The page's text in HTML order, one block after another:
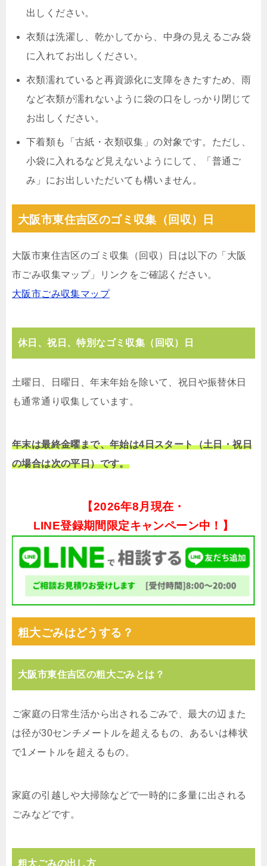
出しください。
衣類は洗濯し、乾かしてから、中身の見えるごみ袋
に入れてお出しください。
衣類濡れていると再資源化に支障をきたすため、雨
など衣類が濡れないように袋の口をしっかり閉じて
お出しください。
下着類も「古紙・衣類収集」の対象です。ただし、
小袋に入れるなど見えないようにして、「普通ご
み」にお出しいただいても構いません。
大阪市東住吉区のゴミ収集（回収）日
大阪市東住吉区のゴミ収集（回収）日は以下の「大阪
市ごみ収集マップ」リンクをご確認ください。
大阪市ごみ収集マップ
休日、祝日、特別なゴミ収集（回収）日
土曜日、日曜日、年末年始を除いて、祝日や振替休日
も通常通り収集しています。
年末は最終金曜まで、年始は4日スタート（土日・祝日
の場合は次の平日）です。
【2026年8月現在・
LINE登録期間限定キャンペーン中！】
粗大ごみはどうする？
大阪市東住吉区の粗大ごみとは？
ご家庭の日常生活から出されるごみで、最大の辺また
は径が30センチメートルを超えるもの、あるいは棒状
で1メートルを超えるもの。
家庭の引越しや大掃除などで一時的に多量に出される
ごみなどです。
粗大ごみの出し方